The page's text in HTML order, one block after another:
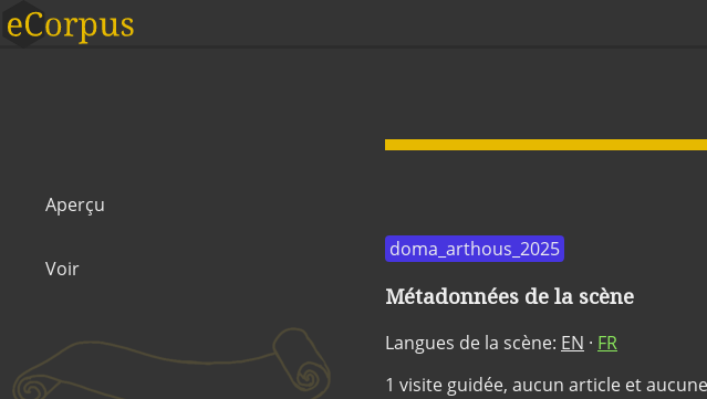
Aperçu
Voir
doma_arthous_2025
Métadonnées de la scène
Langues de la scène: EN · FR
1 visite guidée, aucun article et